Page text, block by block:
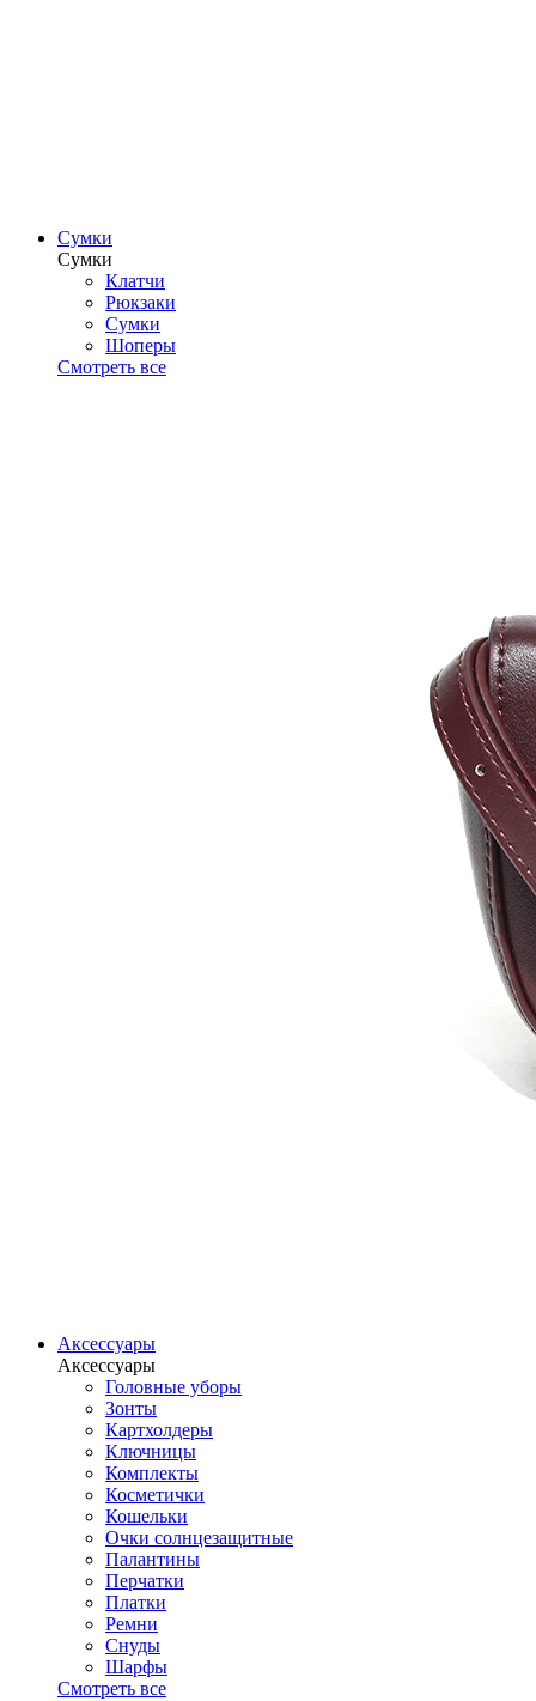
Сумки
Сумки
Клатчи
Рюкзаки
Сумки
Шоперы
Смотреть все
Аксессуары
Аксессуары
Головные уборы
Зонты
Картхолдеры
Ключницы
Комплекты
Косметички
Кошельки
Очки солнцезащитные
Палантины
Перчатки
Платки
Ремни
Снуды
Шарфы
Смотреть все